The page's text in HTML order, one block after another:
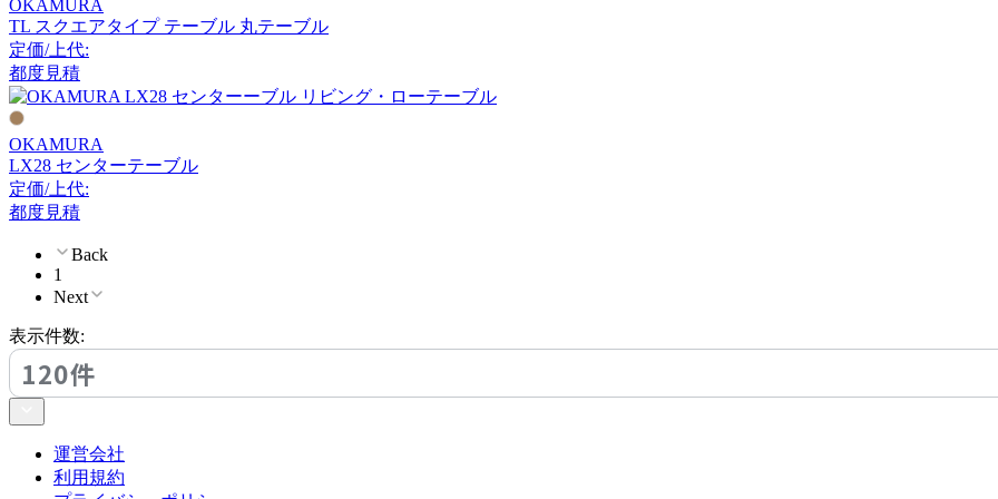
Coccole
コッコレ
COMPLEX UNIVERSAL
FURNITURE SUPPLY
コンプレックスユニバー
サルファニチャーサプラ
イ
CondeHouse
CRUSH CRASH PROJECT
クラッシュクラッシュプ
ロジェクト
OKAMURA
TL スクエアタイプ テーブル 丸テーブル
定価/上代:
都度見積
OKAMURA
LX28 センターテーブル
定価/上代:
都度見積
Back
1
Next
表示件数:
120件
運営会社
利用規約